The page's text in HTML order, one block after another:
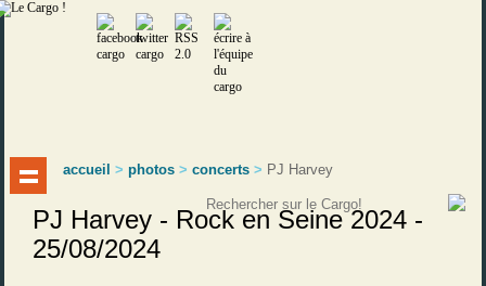
accueil >photos >concerts > PJ Harvey
PJ Harvey - Rock en Seine 2024 -
25/08/2024